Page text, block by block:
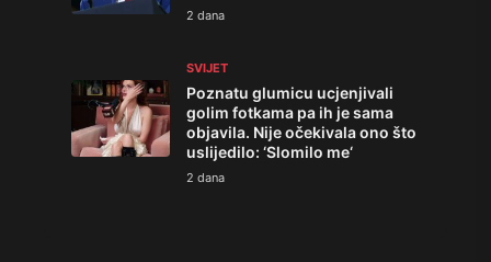
2 dana
SVIJET
Poznatu glumicu ucjenjivali
golim fotkama pa ih je sama
objavila. Nije očekivala ono što
uslijedilo: ‘Slomilo me‘
2 dana